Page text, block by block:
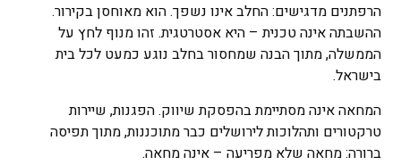
הרפתנים מדגישים: החלב אינו נשפך. הוא מאוחסן בקירור.
ההשבתה אינה טכנית – היא אסטרטגית. זהו מנוף לחץ על
הממשלה, מתוך הבנה שמחסור בחלב נוגע כמעט לכל בית
בישראל.
המחאה אינה מסתיימת בהפסקת שיווק. הפגנות, שיירות
טרקטורים ותהלוכות לירושלים כבר מתוכננות, מתוך תפיסה
ברורה: מחאה שלא מפריעה – אינה מחאה.